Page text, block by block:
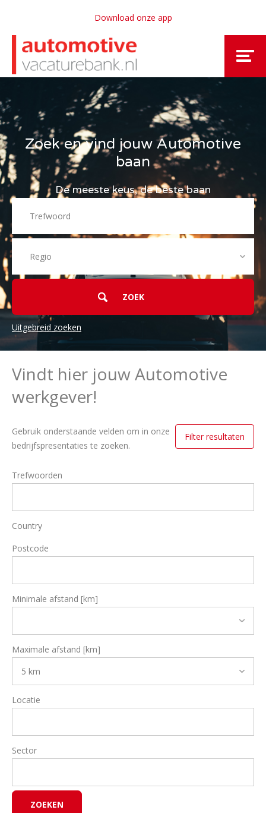
Download onze app
Zoek en vind jouw Automotive
baan
De meeste keus, de beste baan
Uitgebreid zoeken
Vindt hier jouw Automotive
werkgever!
Filter resultaten
Gebruik onderstaande velden om in onze
bedrijfspresentaties te zoeken.
Trefwoorden
Country
Postcode
Minimale afstand [km]
Maximale afstand [km]
Locatie
Sector